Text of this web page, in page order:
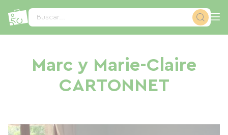
Buscar...
Marc y Marie-Claire
CARTONNET
Panel de gestión de cookies